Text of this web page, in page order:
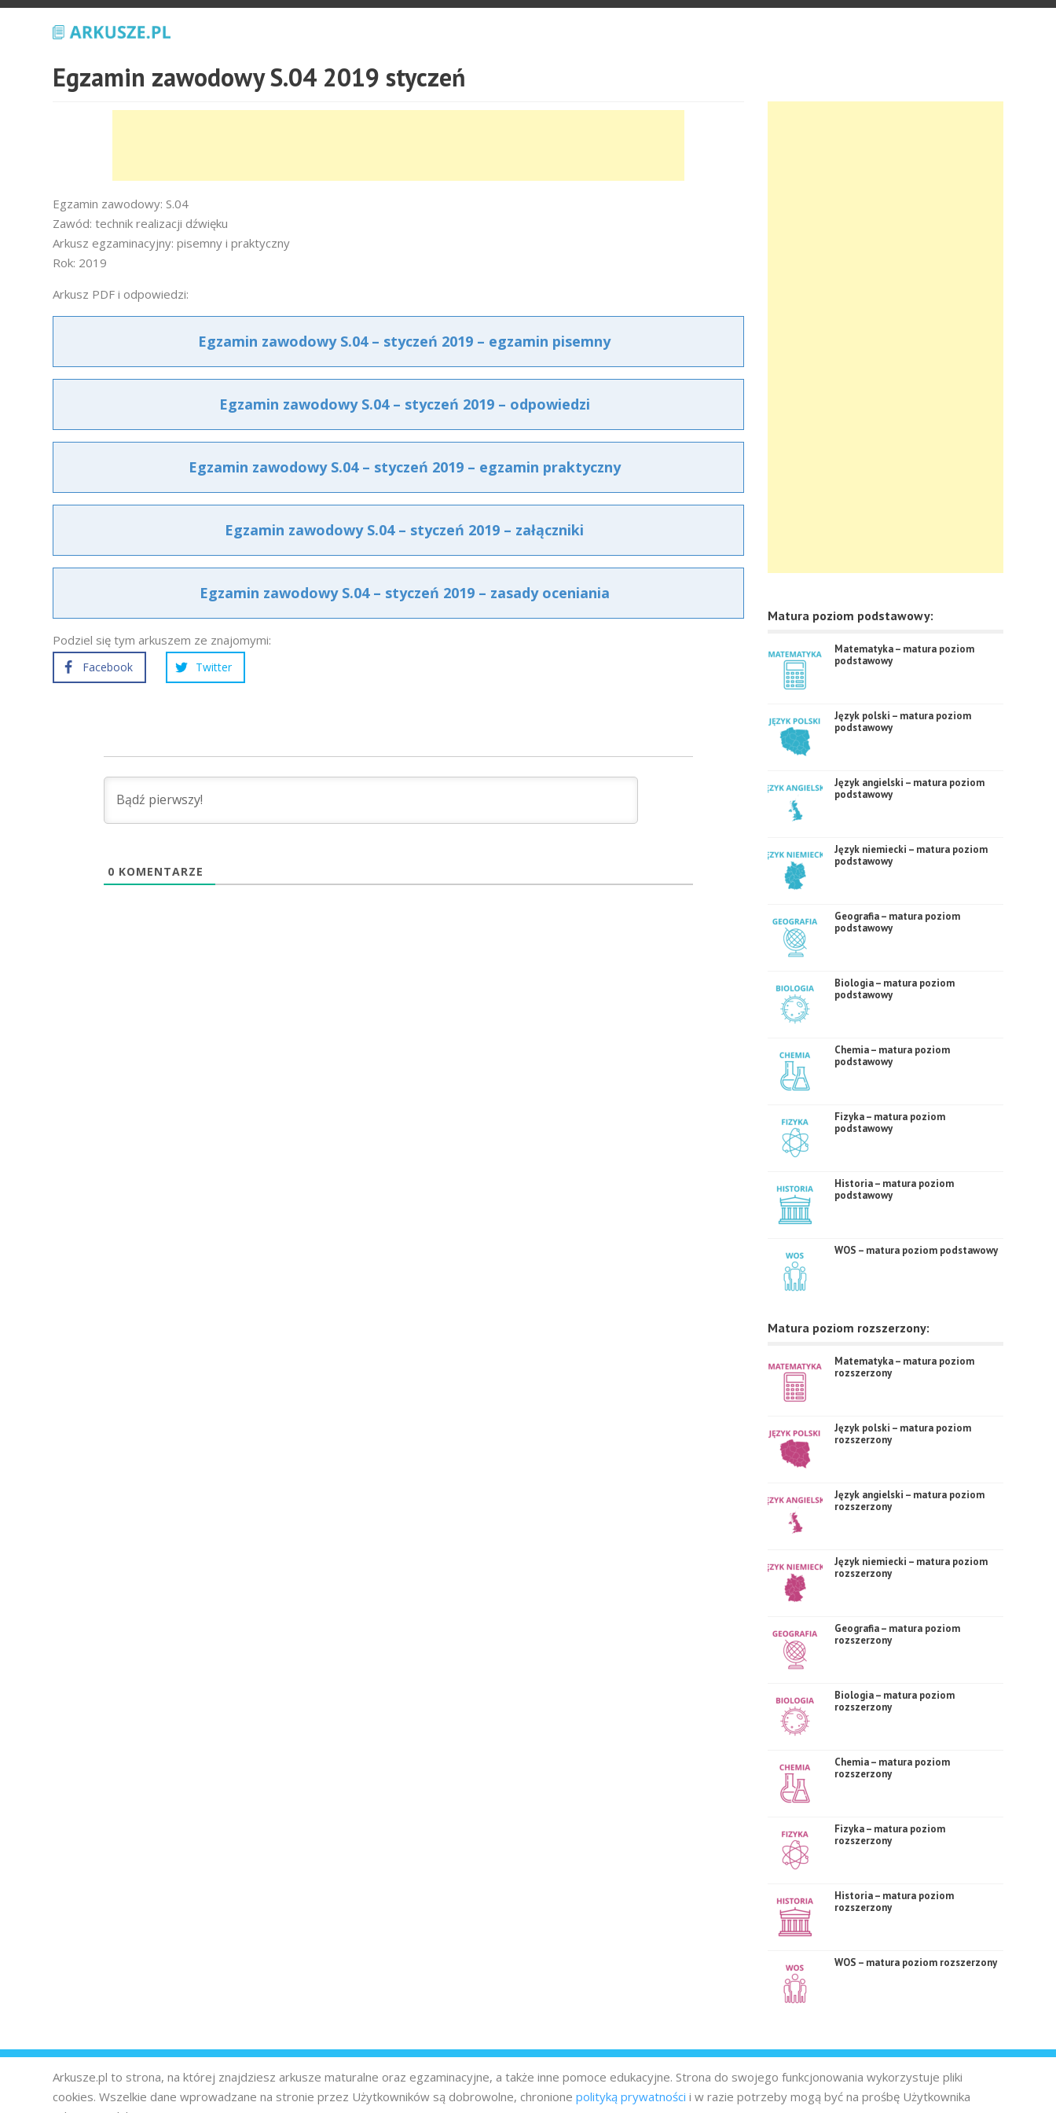
Egzamin zawodowy S.04 2019 styczeń
Egzamin zawodowy: S.04
Zawód: technik realizacji dźwięku
Arkusz egzaminacyjny: pisemny i praktyczny
Rok: 2019
Arkusz PDF i odpowiedzi:
Egzamin zawodowy S.04 – styczeń 2019 – egzamin pisemny
Egzamin zawodowy S.04 – styczeń 2019 – odpowiedzi
Egzamin zawodowy S.04 – styczeń 2019 – egzamin praktyczny
Egzamin zawodowy S.04 – styczeń 2019 – załączniki
Egzamin zawodowy S.04 – styczeń 2019 – zasady oceniania
Podziel się tym arkuszem ze znajomymi:
Facebook Twitter
0 KOMENTARZE
Matura poziom podstawowy:
Matematyka – matura poziom
podstawowy
Język polski – matura poziom
podstawowy
Język angielski – matura poziom
podstawowy
Język niemiecki – matura poziom
podstawowy
Geografia – matura poziom
podstawowy
Biologia – matura poziom
podstawowy
Chemia – matura poziom
podstawowy
Fizyka – matura poziom
podstawowy
Historia – matura poziom
podstawowy
WOS – matura poziom podstawowy
Matura poziom rozszerzony:
Matematyka – matura poziom
rozszerzony
Język polski – matura poziom
rozszerzony
Język angielski – matura poziom
rozszerzony
Język niemiecki – matura poziom
rozszerzony
Geografia – matura poziom
rozszerzony
Biologia – matura poziom
rozszerzony
Chemia – matura poziom
rozszerzony
Fizyka – matura poziom
rozszerzony
Historia – matura poziom
rozszerzony
WOS – matura poziom rozszerzony
Arkusze.pl to strona, na której znajdziesz arkusze maturalne oraz egzaminacyjne, a także inne pomoce edukacyjne. Strona do swojego funkcjonowania wykorzystuje pliki
cookies. Wszelkie dane wprowadzane na stronie przez Użytkowników są dobrowolne, chronione polityką prywatności i w razie potrzeby mogą być na prośbę Użytkownika